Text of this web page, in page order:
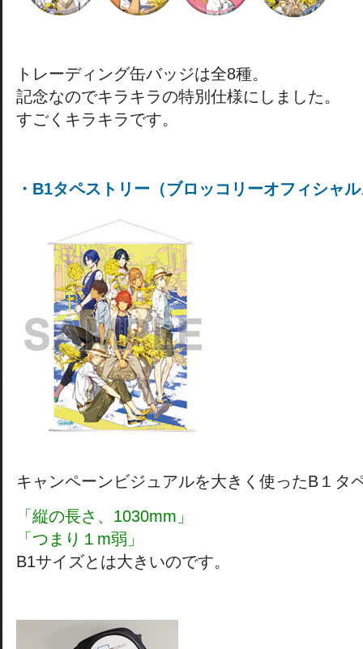
トレーディング缶バッジは全8種。
記念なのでキラキラの特別仕様にしました。
すごくキラキラです。
・B1タペストリー（ブロッコリーオフィシャ
キャンペーンビジュアルを大きく使ったB１タ
「縦の長さ、1030mm」
「つまり１m弱」
B1サイズとは大きいのです。